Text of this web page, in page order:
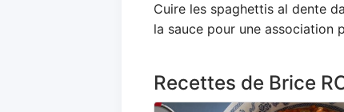
Cuire les spaghettis al dente
la sauce pour une association
Recettes de Brice